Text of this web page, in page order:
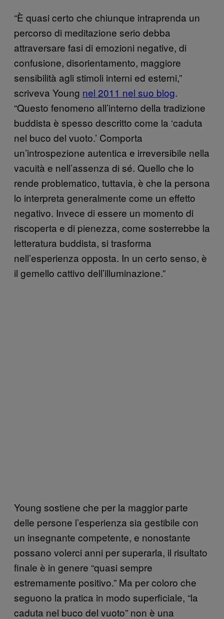
“È quasi certo che chiunque intraprenda un
percorso di meditazione serio debba
attraversare fasi di emozioni negative, di
confusione, disorientamento, maggiore
sensibilità agli stimoli interni ed esterni,”
scriveva Young nel 2011 nel suo blog.
“Questo fenomeno all’interno della tradizione
buddista è spesso descritto come la ‘caduta
nel buco del vuoto.’ Comporta
un’introspezione autentica e irreversibile nella
vacuità e nell’assenza di sé. Quello che lo
rende problematico, tuttavia, è che la persona
lo interpreta generalmente come un effetto
negativo. Invece di essere un momento di
riscoperta e di pienezza, come sosterrebbe la
letteratura buddista, si trasforma
nell’esperienza opposta. In un certo senso, è
il gemello cattivo dell’illuminazione.”
Young sostiene che per la maggior parte
delle persone l’esperienza sia gestibile con
un insegnante competente, e nonostante
possano volerci anni per superarla, il risultato
finale è in genere “quasi sempre
estremamente positivo.” Ma per coloro che
seguono la pratica in modo superficiale, “la
caduta nel buco del vuoto” non è una